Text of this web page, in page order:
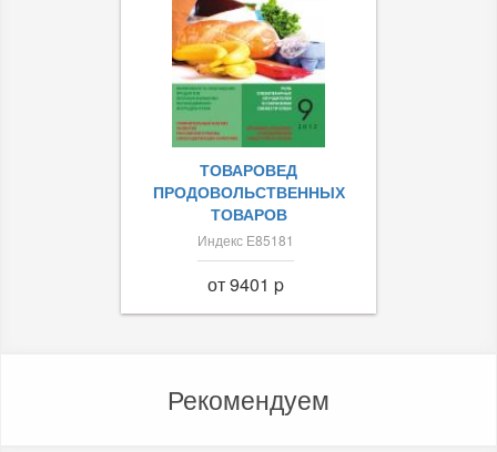
ТОВАРОВЕД
ПРОДОВОЛЬСТВЕННЫХ
ТОВАРОВ
Индекс Е85181
от 9401 p
Рекомендуем